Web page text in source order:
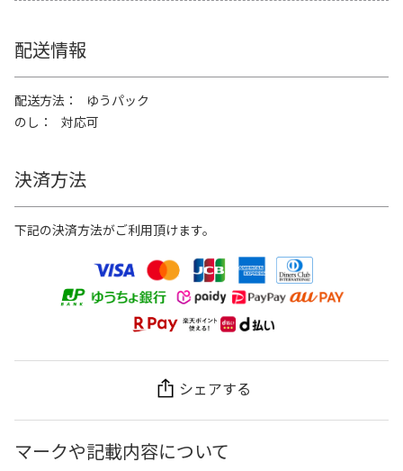
配送情報
配送方法
ゆうパック
のし
対応可
決済方法
下記の決済方法がご利用頂けます。
シェアする
マークや記載内容について